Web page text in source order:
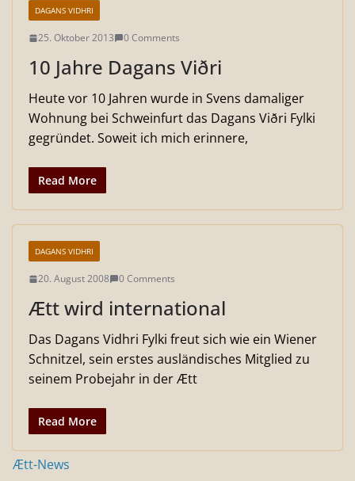
DAGANS VIDHRI
25. Oktober 2013 0 Comments
10 Jahre Dagans Viðri
Heute vor 10 Jahren wurde in Svens damaliger
Wohnung bei Schweinfurt das Dagans Viðri Fylki
gegründet. Soweit ich mich erinnere,
Read More
DAGANS VIDHRI
20. August 2008 0 Comments
Ætt wird international
Das Dagans Vidhri Fylki freut sich wie ein Wiener
Schnitzel, sein erstes ausländisches Mitglied zu
seinem Probejahr in der Ætt
Read More
Ætt-News